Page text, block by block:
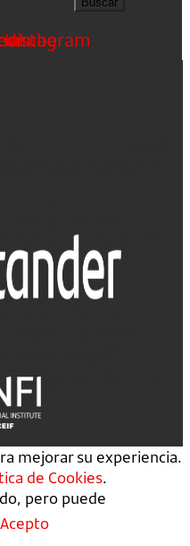
Instagram
mejorar su experiencia.
de Cookies.
pero puede
Acepto